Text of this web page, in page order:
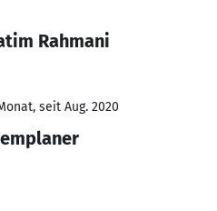
Rahmani
seit Aug. 2020